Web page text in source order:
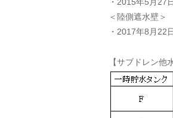
＜陸側遮水壁＞
・2017年8月22
【サブドレン他